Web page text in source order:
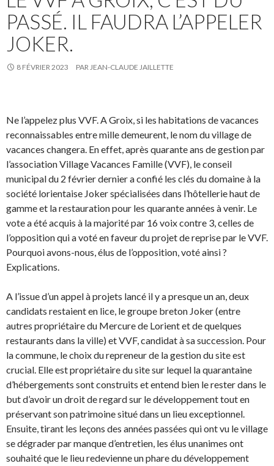
PASSÉ. IL FAUDRA L’APPELER
JOKER.
8 FÉVRIER 2023 PARJEAN-CLAUDE JAILLETTE
Ne l’appelez plus VVF. A Groix, si les habitations de vacances
reconnaissables entre mille demeurent, le nom du village de
vacances changera. En effet, après quarante ans de gestion par
l’association Village Vacances Famille (VVF), le conseil
municipal du 2 février dernier a confié les clés du domaine à la
société lorientaise Joker spécialisées dans l’hôtellerie haut de
gamme et la restauration pour les quarante années à venir. Le
vote a été acquis à la majorité par 16 voix contre 3, celles de
l’opposition qui a voté en faveur du projet de reprise par le VVF.
Pourquoi avons-nous, élus de l’opposition, voté ainsi ?
Explications.
A l’issue d’un appel à projets lancé il y a presque un an, deux
candidats restaient en lice, le groupe breton Joker (entre
autres propriétaire du Mercure de Lorient et de quelques
restaurants dans la ville) et VVF, candidat à sa succession. Pour
la commune, le choix du repreneur de la gestion du site est
crucial. Elle est propriétaire du site sur lequel la quarantaine
d’hébergements sont construits et entend bien le rester dans le
but d’avoir un droit de regard sur le développement tout en
préservant son patrimoine situé dans un lieu exceptionnel.
Ensuite, tirant les leçons des années passées qui ont vu le village
se dégrader par manque d’entretien, les élus unanimes ont
souhaité que le lieu redevienne un phare du développement